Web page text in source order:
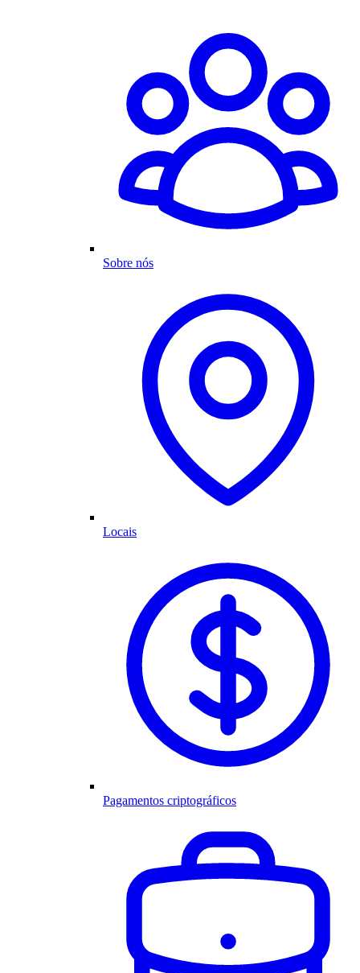
Sobre nós
Locais
Pagamentos criptográficos